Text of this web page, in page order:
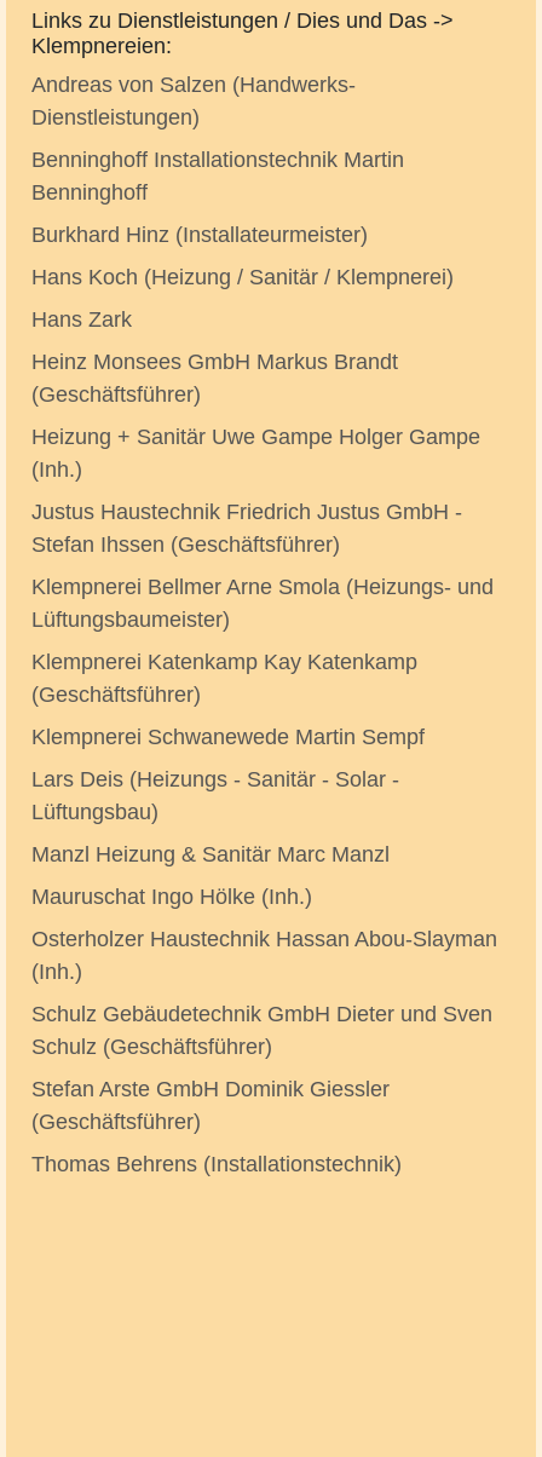
Links zu Dienstleistungen / Dies und Das ->
Klempnereien:
Andreas von Salzen (Handwerks-
Dienstleistungen)
Benninghoff Installationstechnik Martin
Benninghoff
Burkhard Hinz (Installateurmeister)
Hans Koch (Heizung / Sanitär / Klempnerei)
Hans Zark
Heinz Monsees GmbH Markus Brandt
(Geschäftsführer)
Heizung + Sanitär Uwe Gampe Holger Gampe
(Inh.)
Justus Haustechnik Friedrich Justus GmbH -
Stefan Ihssen (Geschäftsführer)
Klempnerei Bellmer Arne Smola (Heizungs- und
Lüftungsbaumeister)
Klempnerei Katenkamp Kay Katenkamp
(Geschäftsführer)
Klempnerei Schwanewede Martin Sempf
Lars Deis (Heizungs - Sanitär - Solar -
Lüftungsbau)
Manzl Heizung & Sanitär Marc Manzl
Mauruschat Ingo Hölke (Inh.)
Osterholzer Haustechnik Hassan Abou-Slayman
(Inh.)
Schulz Gebäudetechnik GmbH Dieter und Sven
Schulz (Geschäftsführer)
Stefan Arste GmbH Dominik Giessler
(Geschäftsführer)
Thomas Behrens (Installationstechnik)